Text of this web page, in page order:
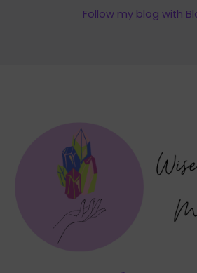
Follow my blog with